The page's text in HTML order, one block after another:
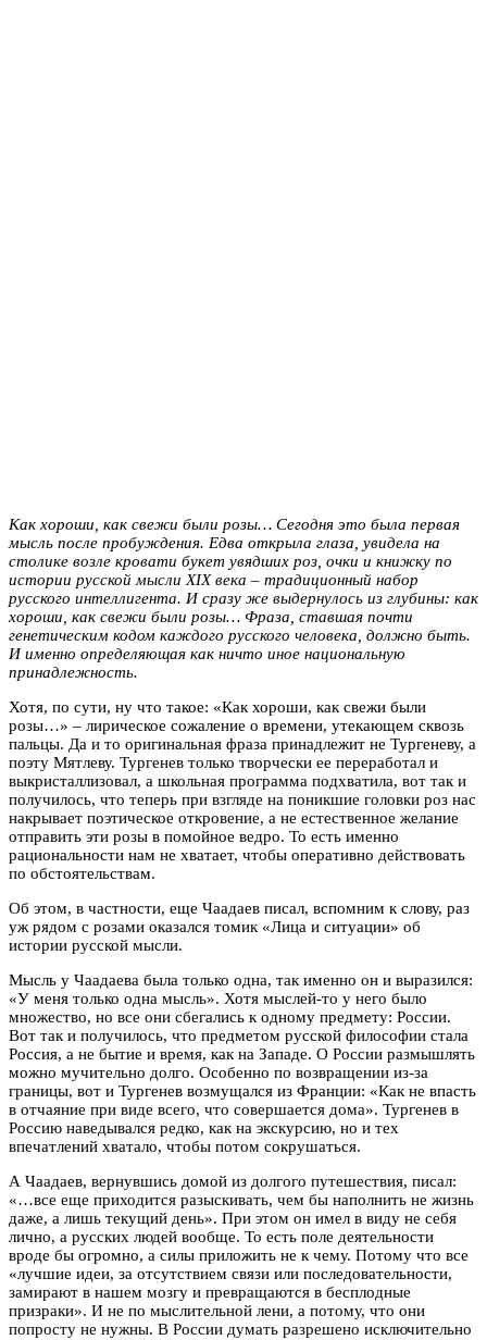
Как хороши, как свежи были розы… Сегодня это была первая
мысль после пробуждения. Едва открыла глаза, увидела на
столике возле кровати букет увядших роз, очки и книжку по
истории русской мысли ХIХ века – традиционный набор
русского интеллигента. И сразу же выдернулось из глубины: как
хороши, как свежи были розы… Фраза, ставшая почти
генетическим кодом каждого русского человека, должно быть.
И именно определяющая как ничто иное национальную
принадлежность.
Хотя, по сути, ну что такое: «Как хороши, как свежи были
розы…» – лирическое сожаление о времени, утекающем сквозь
пальцы. Да и то оригинальная фраза принадлежит не Тургеневу, а
поэту Мятлеву. Тургенев только творчески ее переработал и
выкристаллизовал, а школьная программа подхватила, вот так и
получилось, что теперь при взгляде на поникшие головки роз нас
накрывает поэтическое откровение, а не естественное желание
отправить эти розы в помойное ведро. То есть именно
рациональности нам не хватает, чтобы оперативно действовать
по обстоятельствам.
Об этом, в частности, еще Чаадаев писал, вспомним к слову, раз
уж рядом с розами оказался томик «Лица и ситуации» об
истории русской мысли.
Мысль у Чаадаева была только одна, так именно он и выразился:
«У меня только одна мысль». Хотя мыслей-то у него было
множество, но все они сбегались к одному предмету: России.
Вот так и получилось, что предметом русской философии стала
Россия, а не бытие и время, как на Западе. О России размышлять
можно мучительно долго. Особенно по возвращении из-за
границы, вот и Тургенев возмущался из Франции: «Как не впасть
в отчаяние при виде всего, что совершается дома». Тургенев в
Россию наведывался редко, как на экскурсию, но и тех
впечатлений хватало, чтобы потом сокрушаться.
А Чаадаев, вернувшись домой из долгого путешествия, писал:
«…все еще приходится разыскивать, чем бы наполнить не жизнь
даже, а лишь текущий день». При этом он имел в виду не себя
лично, а русских людей вообще. То есть поле деятельности
вроде бы огромно, а силы приложить не к чему. Потому что все
«лучшие идеи, за отсутствием связи или последовательности,
замирают в нашем мозгу и превращаются в бесплодные
призраки». И не по мыслительной лени, а потому, что они
попросту не нужны. В России думать разрешено исключительно